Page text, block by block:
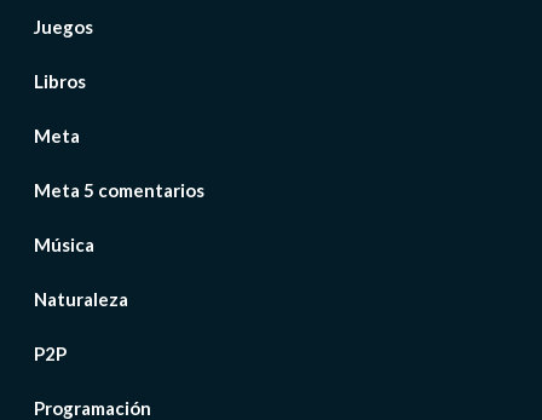
Juegos
Libros
Meta
Meta 5 comentarios
Música
Naturaleza
P2P
Programación